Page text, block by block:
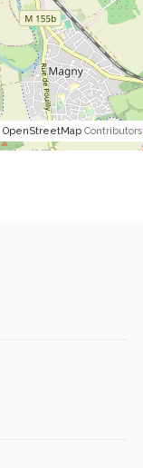
OpenStreetMapContributors